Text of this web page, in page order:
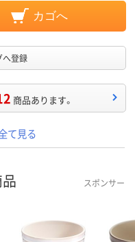
カゴへ
へ登録
商品あります。
て見る
スポンサー